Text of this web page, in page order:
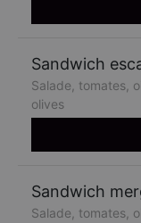
Sandwich
Salade, tomates,
olives
Sandwich
Salade, tomates,